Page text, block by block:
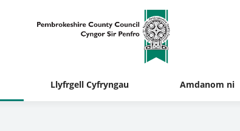
Llyfrgell Cyfryngau Amdanom ni